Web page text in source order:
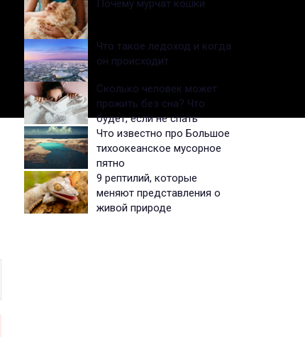
Почему мурчат кошки
Что такое ледоход и когда
он происходит
Сколько человек может
прожить без сна? Что
будет, если не спать
Что известно про Большое
тихоокеанское мусорное
пятно
9 рептилий, которые
меняют представления о
живой природе